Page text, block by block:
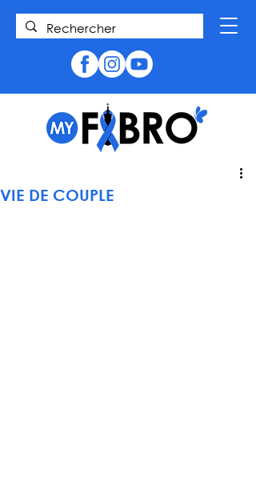
VIE DE COUPLE